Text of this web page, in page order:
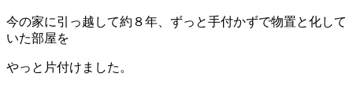
今の家に引っ越して約８年、ずっと手付かずで物置と化して
いた部屋を
やっと片付けました。